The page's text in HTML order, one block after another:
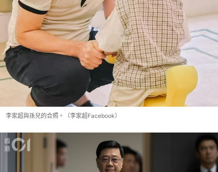
李家超與孫兒的合照。（李家超Facebook）